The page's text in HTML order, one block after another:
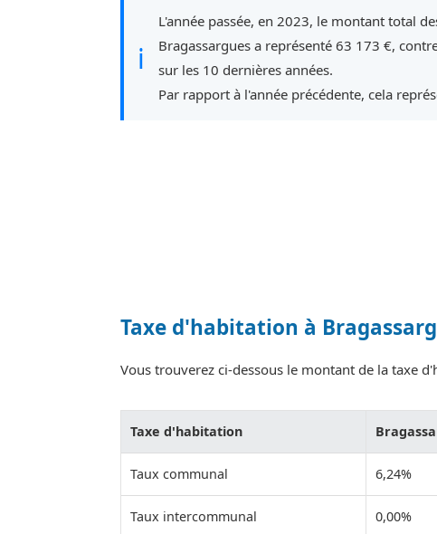
ℹ
L'année passée, en 2023, le montant total
Bragassargues a représenté 63 173 €,
sur les 10 dernières années.
Par rapport à l'année précédente, cela
Taxe d'habitation à
Vous trouverez ci-dessous le montant de la taxe
Taxe d'habitation
Taux communal 6,24%
Taux intercommunal 0,00%